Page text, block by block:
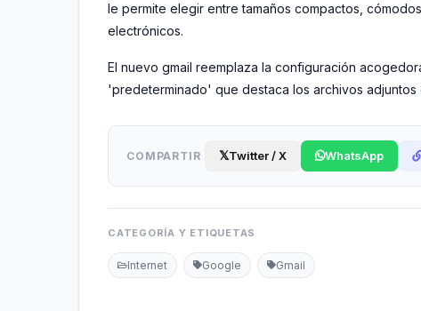
le permite elegir entre tamaños compactos,
electrónicos.
El nuevo gmail reemplaza la configuración
'predeterminado' que destaca los archivos adjuntos
COMPARTIR 𝕏Twitter / X WhatsApp
CATEGORÍA Y ETIQUETAS
Internet Google Gmail